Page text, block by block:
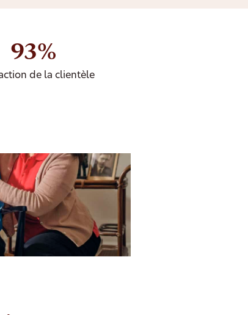
93%
de la clientèle